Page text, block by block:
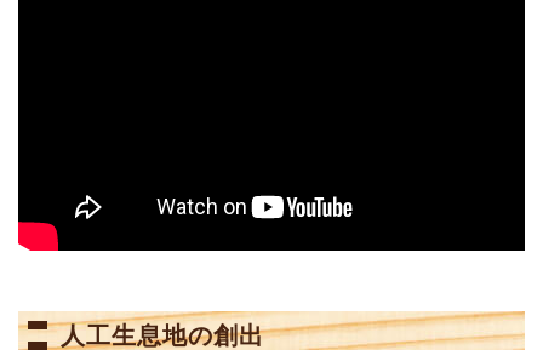
人工生息地の創出